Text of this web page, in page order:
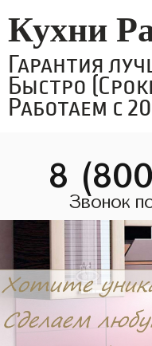
Кухни
Гарантия
Быстро
Работаем с
8
Звонок